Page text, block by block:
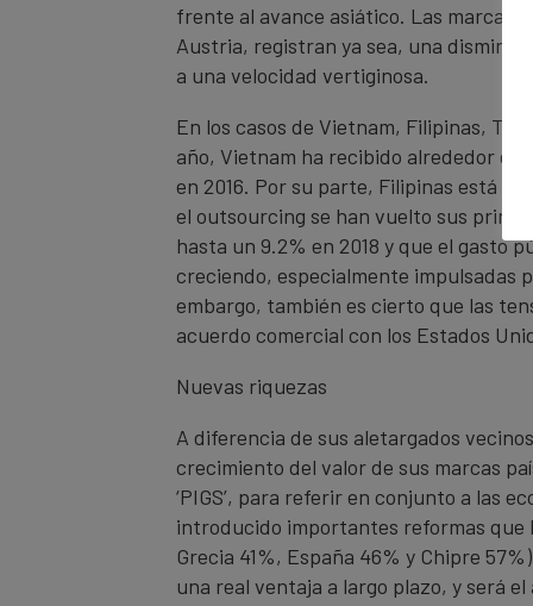
frente al avance asiático. Las marcas
Austria, registran ya sea, una
a una velocidad vertiginosa.
En los casos de Vietnam, Filipinas,
año, Vietnam ha recibido alrededor de
en 2016. Por su parte, Filipinas está
el outsourcing se han vuelto sus
hasta un 9.2% en 2018 y que el gasto
creciendo, especialmente impulsadas
embargo, también es cierto que las
acuerdo comercial con los Estados
Nuevas riquezas
A diferencia de sus aletargados
crecimiento del valor de sus marcas
‘PIGS’, para referir en conjunto a las
introducido importantes reformas que
Grecia 41%, España 46% y Chipre
una real ventaja a largo plazo, y será